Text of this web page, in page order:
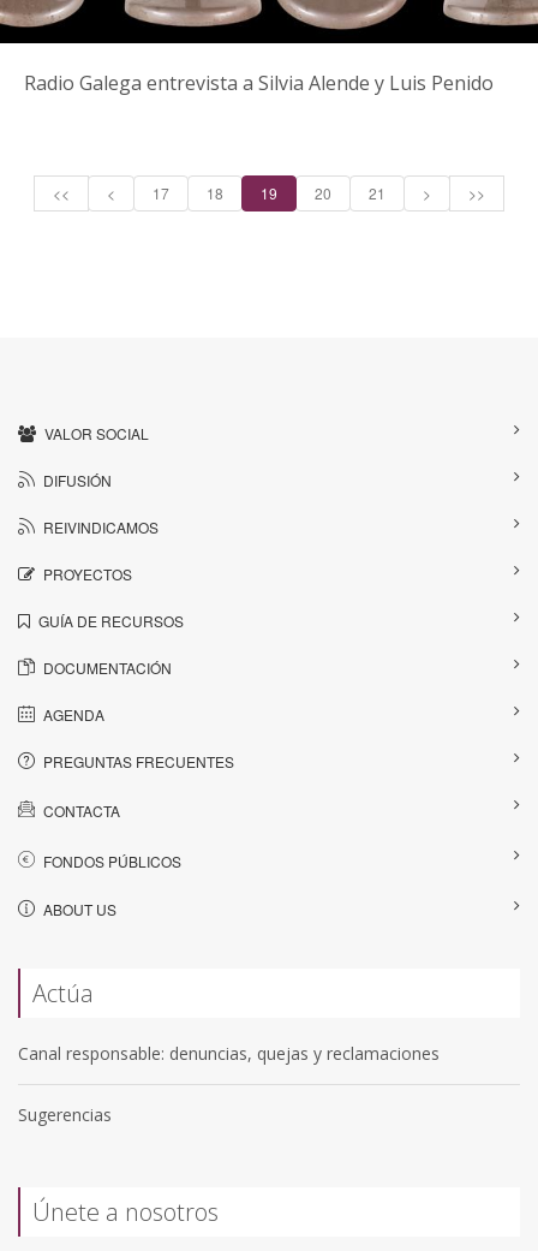
Radio Galega entrevista a Silvia Alende y Luis Penido
<< < 17 18 19 20 21 > >>
VALOR SOCIAL
DIFUSIÓN
REIVINDICAMOS
PROYECTOS
GUÍA DE RECURSOS
DOCUMENTACIÓN
AGENDA
PREGUNTAS FRECUENTES
CONTACTA
FONDOS PÚBLICOS
ABOUT US
Actúa
Canal responsable: denuncias, quejas y reclamaciones
Sugerencias
Únete a nosotros